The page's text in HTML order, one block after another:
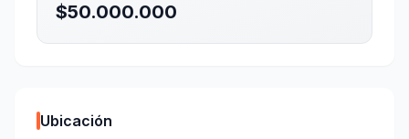
$50.000.000
Ubicación